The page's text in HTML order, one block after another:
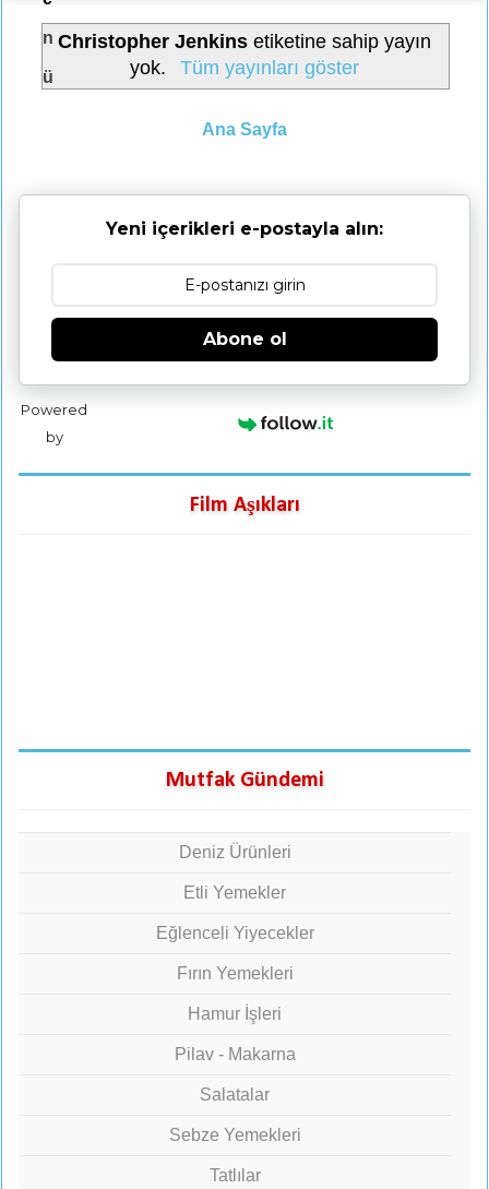
n
ü
Christopher Jenkins etiketine sahip yayın
yok.
Tüm yayınları göster
Ana Sayfa
Yeni içerikleri e-postayla alın:
Abone ol
Powered
by
Film Aşıkları
Mutfak Gündemi
Deniz Ürünleri
Etli Yemekler
Eğlenceli Yiyecekler
Fırın Yemekleri
Hamur İşleri
Pilav - Makarna
Salatalar
Sebze Yemekleri
Tatlılar